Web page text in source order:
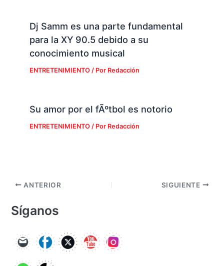
Dj Samm es una parte fundamental
para la XY 90.5 debido a su
conocimiento musical
ENTRETENIMIENTO/ Por Redacción
Su amor por el fÃºtbol es notorio
ENTRETENIMIENTO/ Por Redacción
ANTERIOR SIGUIENTE
Síganos